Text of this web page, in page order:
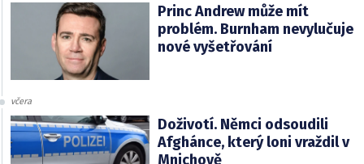
Princ Andrew může mít
problém. Burnham nevylučuje
nové vyšetřování
včera
Doživotí. Němci odsoudili
Afghánce, který loni vraždil v
Mnichově